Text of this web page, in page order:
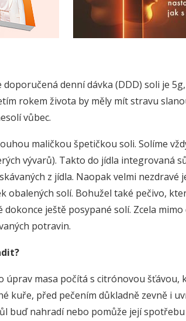
denní dávka (DDD) soli je
rokem života by měly mít stravu
vůbec.
maličkou špetičkou soli. Solíme
vývarů). Takto do jídla integrovaná
z jídla. Naopak velmi
obalených solí. Bohužel také pečivo,
ještě posypané solí. Zcela
potravin.
úprav masa počítá s citrónovou šťávou,
kuře, před pečením důkladně zevně i
buď nahradí nebo pomůže její